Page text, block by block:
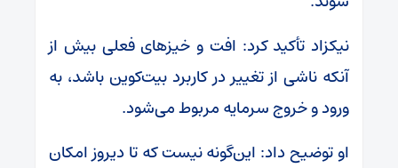
نیکزاد تأکید کرد: افت و خیزهای فعلی بیش از
آنکه ناشی از تغییر در کاربرد بیت‌کوین باشد، به
ورود و خروج سرمایه مربوط می‌شود.
او توضیح داد: این‌گونه نیست که تا دیروز امکان